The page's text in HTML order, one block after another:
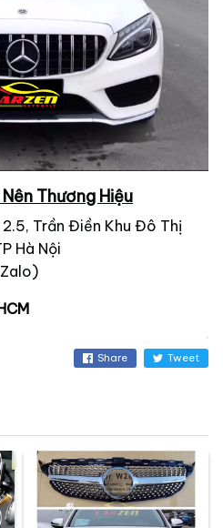
Thương Hiệu
Trần Điền Khu Đô Thị
Hà Nội
Share Tweet